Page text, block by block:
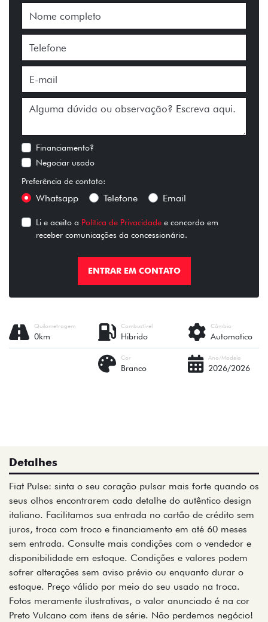
Financiamento?
Negociar usado
Preferência de contato:
Whatsapp Telefone Email
Li e aceito a Política de Privacidade e concordo em
receber comunicações da concessionária.
ENTRAR EM CONTATO
Câmbio
Automatico
Combustível
Hibrido
Quilometragem
0km
Ano/Modelo
2026/2026
Cor
Branco
Detalhes
Fiat Pulse: sinta o seu coração pulsar mais forte quando os
seus olhos encontrarem cada detalhe do autêntico design
italiano. Facilitamos sua entrada no cartão de crédito sem
juros, troca com troco e financiamento em até 60 meses
sem entrada. Consulte mais condições com o vendedor e
disponibilidade em estoque. Condições e valores podem
sofrer alterações sem aviso prévio ou enquanto durar o
estoque. Preço válido por meio do seu usado na troca.
Fotos meramente ilustrativas, o valor anunciado é na cor
Preto Vulcano com itens de série. Não perdemos negócio!